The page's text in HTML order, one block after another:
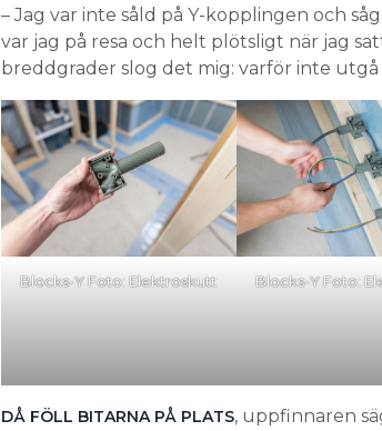
– Jag var inte såld på Y-kopplingen och
var jag på resa och helt plötsligt när jag
breddgrader slog det mig: varför inte
Blocks-Y Foto: Elektroskutt Blocks-Y Foto:
DÅ FÖLL BITARNA PÅ PLATS, uppfinnaren